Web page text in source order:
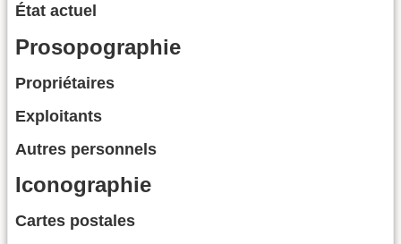
État actuel
Prosopographie
Propriétaires
Exploitants
Autres personnels
Iconographie
Cartes postales